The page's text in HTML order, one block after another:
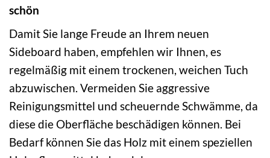
schön
Damit Sie lange Freude an Ihrem neuen
Sideboard haben, empfehlen wir Ihnen, es
regelmäßig mit einem trockenen, weichen Tuch
abzuwischen. Vermeiden Sie aggressive
Reinigungsmittel und scheuernde Schwämme, da
diese die Oberfläche beschädigen können. Bei
Bedarf können Sie das Holz mit einem speziellen